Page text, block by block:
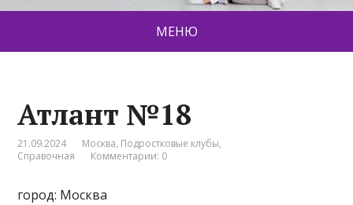
МЕНЮ
Атлант №18
21.09.2024 Москва, Подростковые клубы,
Справочная
Комментарии: 0
город: Москва